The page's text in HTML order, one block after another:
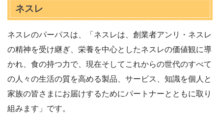
ネスレ
ネスレのパーパスは、「ネスレは、創業者アンリ・ネスレ
の精神を受け継ぎ、栄養を中心としたネスレの価値観に導
かれ、食の持つ力で、現在そしてこれからの世代のすべて
の人々の生活の質を高める製品、サービス、知識を個人と
家族の皆さまにお届けするためにパートナーとともに取り
組みます」です。